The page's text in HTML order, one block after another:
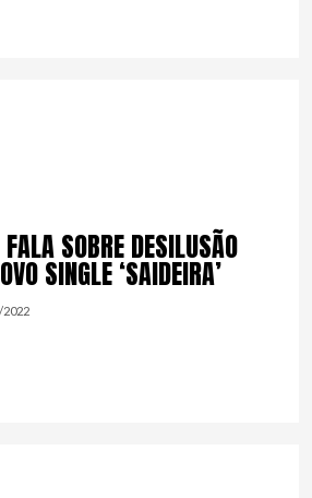
SOBRE DESILUSÃO
SINGLE ‘SAIDEIRA’
2022